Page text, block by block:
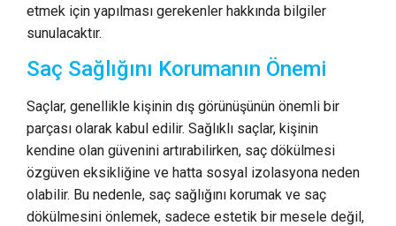
etmek için yapılması gerekenler hakkında bilgiler
sunulacaktır.
Saç Sağlığını Korumanın Önemi
Saçlar, genellikle kişinin dış görünüşünün önemli bir
parçası olarak kabul edilir. Sağlıklı saçlar, kişinin
kendine olan güvenini artırabilirken, saç dökülmesi
özgüven eksikliğine ve hatta sosyal izolasyona neden
olabilir. Bu nedenle, saç sağlığını korumak ve saç
dökülmesini önlemek, sadece estetik bir mesele değil,